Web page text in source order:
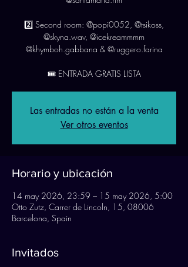
2️⃣ Second room: @popi0052, @tsikoss,
@skyna.wav, @icekreammmm
@khymboh.gabbana & @ruggero.farina
🎟️ ENTRADA GRATIS LISTA
Las entradas no están a la venta
Ver otros eventos
Horario y ubicación
14 may 2026, 23:59 – 15 may 2026, 5:00
Otto Zutz, Carrer de Lincoln, 15, 08006
Barcelona, Spain
Invitados